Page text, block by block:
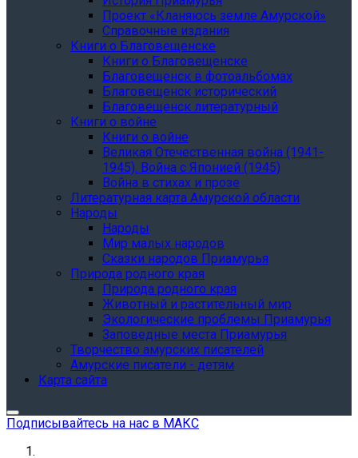
Проект «Кланяюсь земле Амурской»
Справочные издания
Книги о Благовещенске
Книги о Благовещенске
Благовещенск в фотоальбомах
Благовещенск исторический
Благовещенск литературный
Книги о войне
Книги о войне
Великая Отечественная война (1941-
1945). Война с Японией (1945)
Война в стихах и прозе
Литературная карта Амурской области
Народы
Народы
Мир малых народов
Сказки народов Приамурья
Природа родного края
Природа родного края
Животный и растительный мир
Экологические проблемы Приамурья
Заповедные места Приамурья
Творчество амурских писателей
Амурские писатели - детям
Карта сайта
Подписывайтесь на нас в МАКС